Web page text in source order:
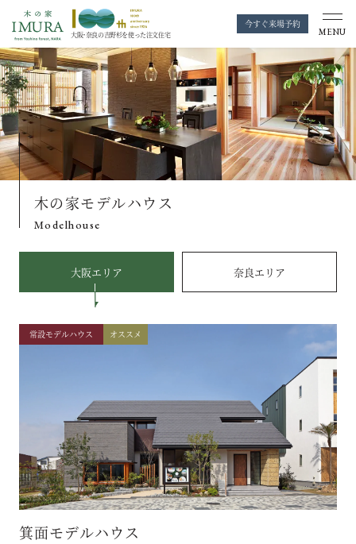
大阪・奈良の吉野杉を使った注文住宅
今すぐ来場予約
MENU
木の家モデルハウス
Modelhouse
大阪エリア 奈良エリア
常設モデルハウス オススメ
箕面モデルハウス